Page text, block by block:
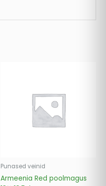
Punased veinid
Armeenia Red poolmagus